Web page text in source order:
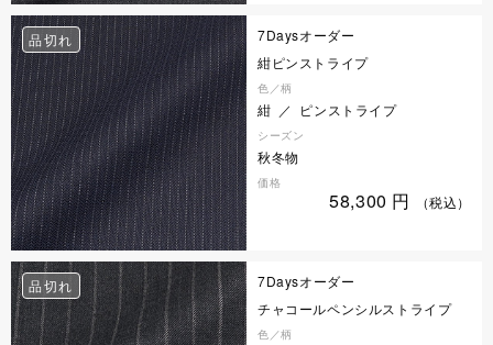
品切れ
7Daysオーダー
紺ピンストライプ
色／柄
紺 ／ ピンストライプ
シーズン
秋冬物
価格
58,300 円 （税込）
品切れ
7Daysオーダー
チャコールペンシルストライプ
色／柄